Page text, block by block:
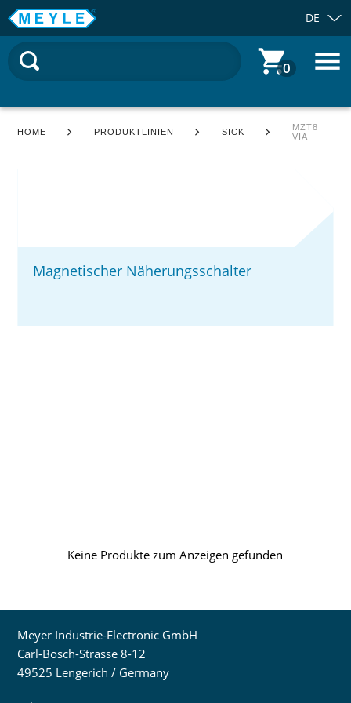
DE
0
HOME PRODUKTLINIEN SICK
MZT8
VIA
Magnetischer Näherungsschalter
Keine Produkte zum Anzeigen gefunden
Meyer Industrie-Electronic GmbH
Carl-Bosch-Strasse 8-12
49525 Lengerich / Germany